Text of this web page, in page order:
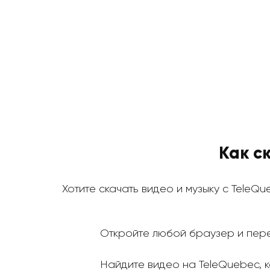
Как
Хотите скачать видео и музыку с
Откройте любой браузер и
Найдите видео на TeleQuebec,